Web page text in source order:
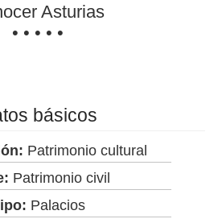
Asturias
• • • • •
básicos
Patrimonio cultural
Patrimonio civil
Palacios